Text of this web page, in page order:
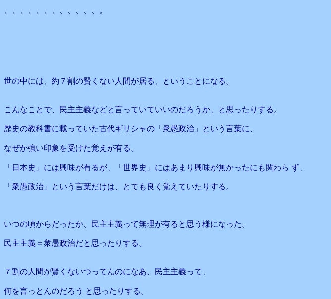
、、、、、、、、、、、、。
世の中には、約７割の賢くない人間が居る、ということになる。
こんなことで、民主主義などと言っていていいのだろうか、と思ったりする。
歴史の教科書に載っていた古代ギリシャの「衆愚政治」という言葉に、
なぜか強い印象を受けた覚えが有る。
「日本史」には興味が有るが、「世界史」にはあまり興味が無かったにも関わら ず、
「衆愚政治」という言葉だけは、とても良く覚えていたりする。
いつの頃からだったか、民主主義って無理が有ると思う様になった。
民主主義＝衆愚政治だと思ったりする。
７割の人間が賢くないつってんのになあ、民主主義って、
何を言っとんのだろう と思ったりする。